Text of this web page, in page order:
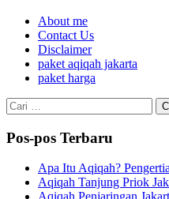
About me
Contact Us
Disclaimer
paket aqiqah jakarta
paket harga
Cari
untuk:
Pos-pos Terbaru
Apa Itu Aqiqah?
Aqiqah Tanjung Priok